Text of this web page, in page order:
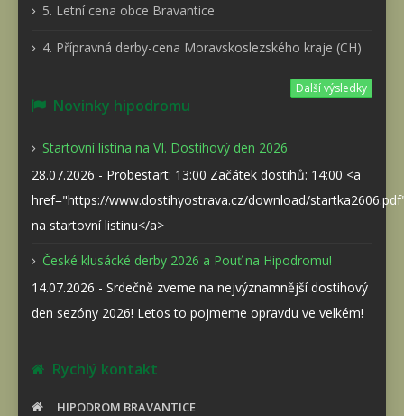
5. Letní cena obce Bravantice
4. Přípravná derby-cena Moravskoslezského kraje (CH)
Další výsledky
Novinky hipodromu
Startovní listina na VI. Dostihový den 2026
28.07.2026 - Probestart: 13:00 Začátek dostihů: 14:00 <a
href="https://www.dostihyostrava.cz/download/
na startovní listinu</a>
České klusácké derby 2026 a Pouť na Hipodromu!
14.07.2026 - Srdečně zveme na nejvýznamnější dostihový
den sezóny 2026! Letos to pojmeme opravdu ve velkém!
Rychlý kontakt
HIPODROM BRAVANTICE